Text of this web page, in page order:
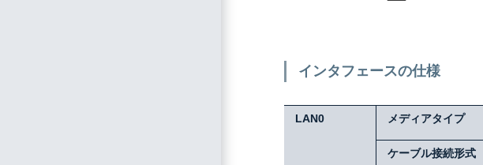
インタフェースの仕様
LAN0 メディアタイプ
ケーブル接続形式